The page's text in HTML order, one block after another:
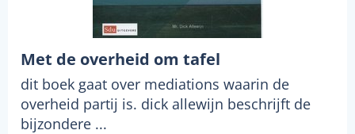
Met de overheid om tafel
dit boek gaat over mediations waarin de
overheid partij is. dick allewijn beschrijft de
bijzondere ...